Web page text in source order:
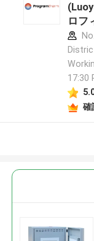
ロフ
17:30
確